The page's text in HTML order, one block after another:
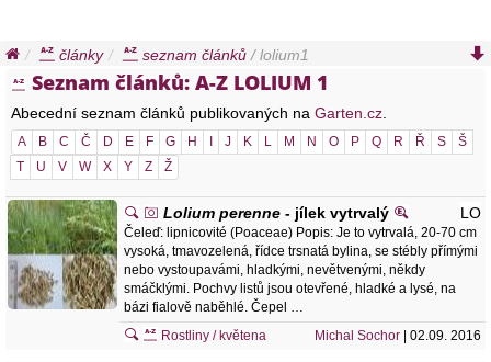
články seznam článků / lolium1
Seznam článků: A-Z LOLIUM 1
Abecední seznam článků publikovaných na Garten.cz
A B C Č D E F G H J K L M N O P Q R Ř S
Š
T
U V W X Y Z Ž
Lolium perenne - jílek vytrvalý LO
Čeleď: lipnicovité (Poaceae) Popis: Je to vytrvalá, 20-70 cm
vysoká, tmavozelená, řídce trsnatá bylina, se stébly přímými
nebo vystoupavámi, hladkými, nevětvenými, někdy
smáčklými. Pochvy listů jsou otevřené, hladké a lysé, na
bázi fialově naběhlé. Čepel …
Michal Sochor | 02.09. 2016
Rostliny / květena